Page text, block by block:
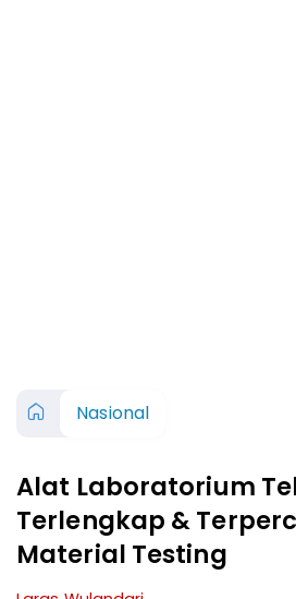
Nasional
Alat Laboratorium
Terlengkap &
Material Testing